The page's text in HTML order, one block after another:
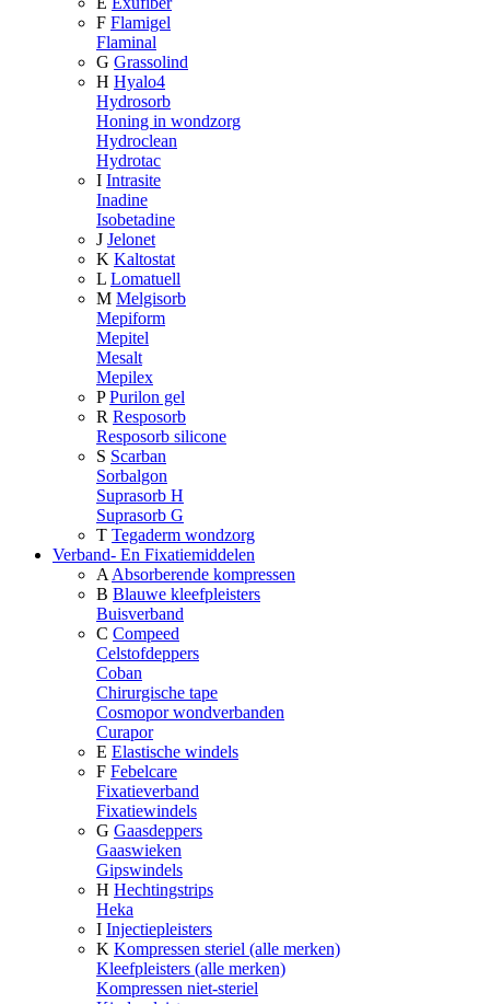
F Flamigel
Flaminal
G Grassolind
H Hyalo4
Hydrosorb
Honing in wondzorg
Hydroclean
Hydrotac
I Intrasite
Inadine
Isobetadine
J Jelonet
K Kaltostat
L Lomatuell
M Melgisorb
Mepiform
Mepitel
Mesalt
Mepilex
P Purilon gel
R Resposorb
Resposorb silicone
S Scarban
Sorbalgon
Suprasorb H
Suprasorb G
T Tegaderm wondzorg
Verband- En Fixatiemiddelen
A Absorberende kompressen
B Blauwe kleefpleisters
Buisverband
C Compeed
Celstofdeppers
Coban
Chirurgische tape
Cosmopor wondverbanden
Curapor
E Elastische windels
F Febelcare
Fixatieverband
Fixatiewindels
G Gaasdeppers
Gaaswieken
Gipswindels
H Hechtingstrips
Heka
I Injectiepleisters
K Kompressen steriel (alle merken)
Kleefpleisters (alle merken)
Kompressen niet-steriel